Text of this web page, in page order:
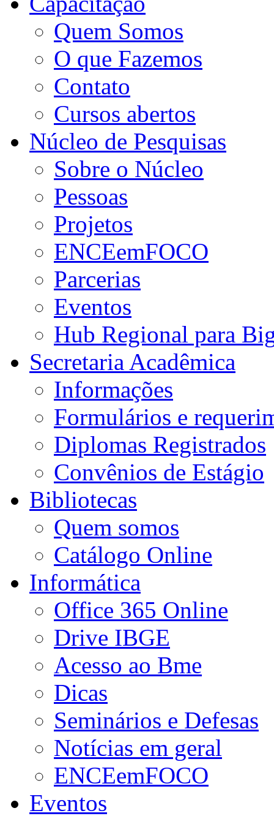
Quem Somos
O que Fazemos
Contato
Cursos abertos
Núcleo de Pesquisas
Sobre o Núcleo
Pessoas
Projetos
ENCEemFOCO
Parcerias
Eventos
Hub Regional para
Secretaria Acadêmica
Informações
Formulários e
Diplomas Registrados
Convênios de Estágio
Bibliotecas
Quem somos
Catálogo Online
Informática
Office 365 Online
Drive IBGE
Acesso ao Bme
Dicas
Seminários e Defesas
Notícias em geral
ENCEemFOCO
Eventos